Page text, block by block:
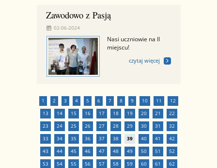
Zawodowo z Pasją
02-06-2024
Nasi uczniowie na II
miejscu!
czytaj więcej
1 2 3 4 5 6 7 8 9 10 11
12
13
14 15 16 17 18 19 20 21
22
23
24 25 26 27 28 29 30 31
32
33
34 35 36 37 38 39 40 41
42
43
44 45 46 47 48 49 50 51
52
53
54 55 56 57 58 59 60 61
62